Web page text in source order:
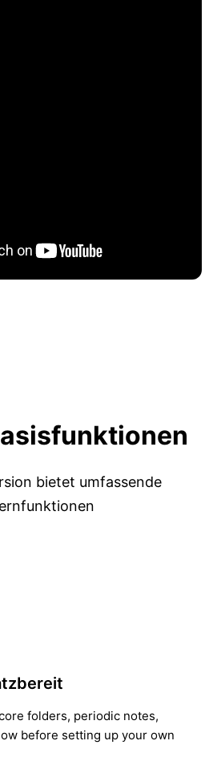
bietet umfassende
folders, periodic notes,
before setting up your own